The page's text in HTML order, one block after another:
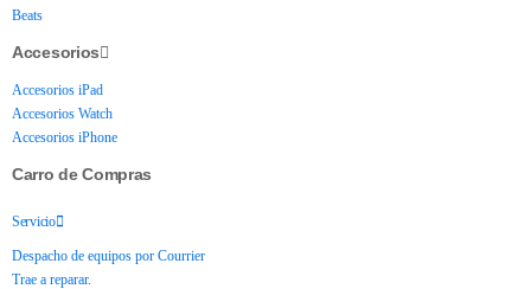
Beats
Accesorios
Accesorios iPad
Accesorios Watch
Accesorios iPhone
Carro de Compras
Servicio
Despacho de equipos por Courrier
Trae a reparar.